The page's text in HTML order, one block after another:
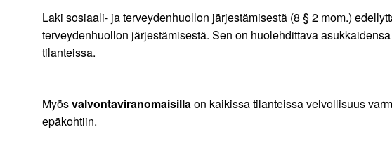
Laki sosiaali- ja terveydenhuollon järjestämisestä (8 § 2 mom.)
terveydenhuollon järjestämisestä. Sen on huolehdittava
tilanteissa.
Myösvalvontaviranomaisillaon kaikissa tilanteissa velvollisuus
epäkohtiin.